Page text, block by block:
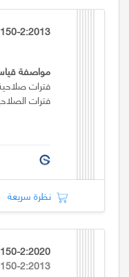
2:2013
مواصفة
فترات
فترات
نظرة سريعة
2:2020
2:2013